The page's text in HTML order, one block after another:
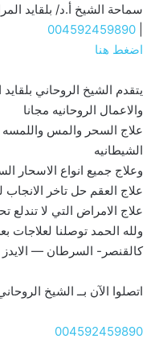
سماحة الشيخ أ.د/ بلقايد
004592459890
اضغط هنا
يتقدم الشيخ الروحاني
والاعمال الروحانيه مجانا
علاج السحر والمس واللمسه
الشيطانيه
وعلاج جميع انواع الاسحار
علاج العقم حل تاخر الانجاب
علاج الامراض التي لا
ولله الحمد توصلنا
كالقنصر- السرطان — الايدز
اتصلوا الآن بــ الشيخ
004592459890